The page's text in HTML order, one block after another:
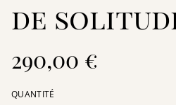
de
290,00 €
QUANTITÉ